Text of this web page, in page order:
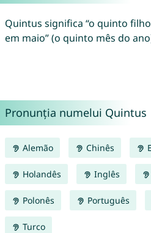
Quintus significa “o quinto
em maio” (o quinto mês do
Pronunția numelui Quintus
Alemão Chinês
Holandês Inglês
Polonês Português
Turco